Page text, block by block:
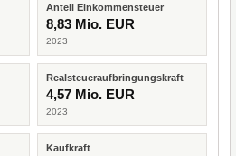
Anteil Einkommensteuer
8,83 Mio. EUR
2023
Realsteueraufbringungskraft
4,57 Mio. EUR
2023
Kaufkraft